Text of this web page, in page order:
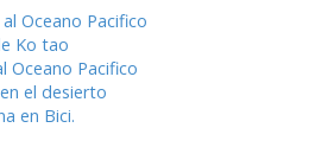
Oceano Pacifico
Ko tao
Oceano Pacifico
el desierto
en Bici.